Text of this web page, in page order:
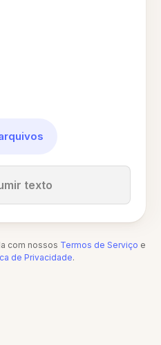
texto
com nossos Termos de Serviço e
de Privacidade.